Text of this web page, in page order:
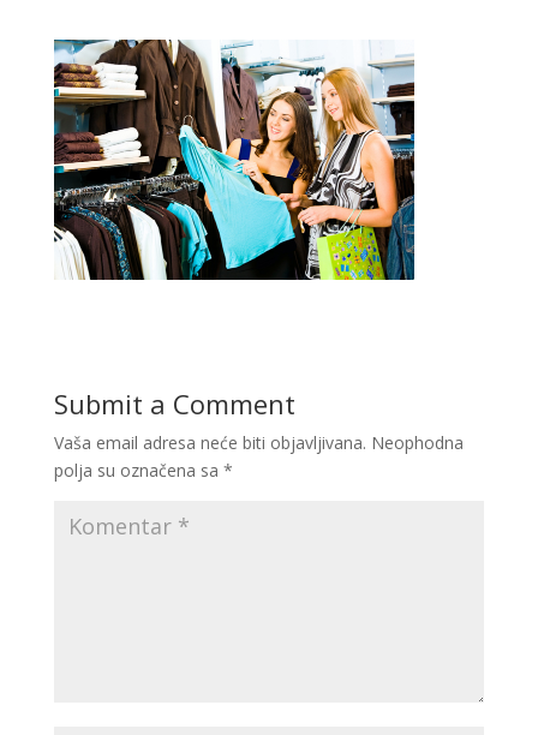
Submit a Comment
Vaša email adresa neće biti objavljivana. Neophodna
polja su označena sa *